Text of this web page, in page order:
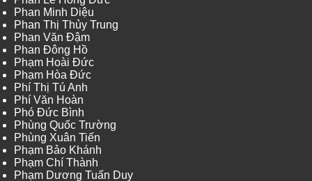
Phan Minh Diệu
Phan Thị Thủy Trung
Phan Văn Đậm
Phan Đông Hồ
Phạm Hoài Đức
Phạm Hòa Đức
Phí Thị Tú Anh
Phí Văn Hoàn
Phó Đức Bình
Phùng Quốc Trường
Phùng Xuân Tiến
Phạm Bảo Khánh
Phạm Chí Thành
Phạm Dương Tuấn Duy